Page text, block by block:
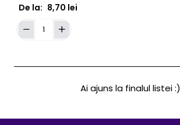
De la: 8,70 lei
ACE
CARTUS
Ai ajuns la finalul listei :)